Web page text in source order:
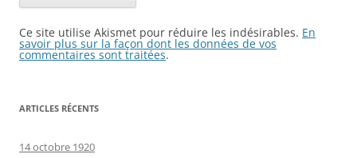
Ce site utilise Akismet pour réduire les indésirables. En
savoir plus sur la façon dont les données de vos
commentaires sont traitées.
ARTICLES RÉCENTS
14 octobre 1920